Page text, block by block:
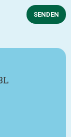
SENDEN